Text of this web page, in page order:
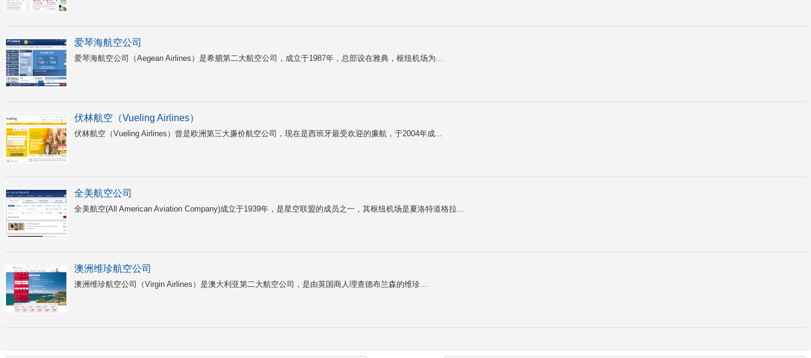
爱琴海航空公司
爱琴海航空公司（Aegean Airlines）是希腊第二大航空公司，成立于1987年，总部设在雅典，枢纽机场为...
伏林航空（Vueling Airlines）
伏林航空（Vueling Airlines）曾是欧洲第三大廉价航空公司，现在是西班牙最受欢迎的廉航，于2004年成...
全美航空公司
全美航空(All American Aviation Company)成立于1939年，是星空联盟的成员之一，其枢纽机场是夏洛特道格拉...
澳洲维珍航空公司
澳洲维珍航空公司（Virgin Airlines）是澳大利亚第二大航空公司，是由英国商人理查德布兰森的维珍...